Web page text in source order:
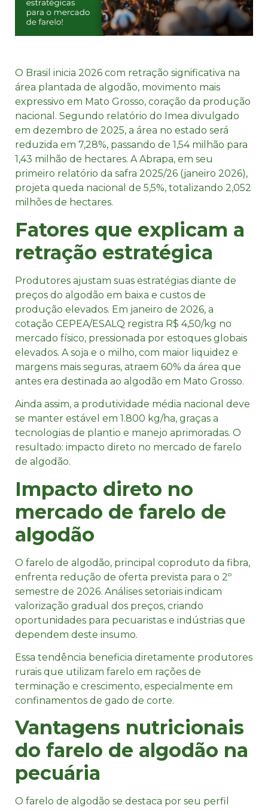
O Brasil inicia 2026 com retração significativa na
área plantada de algodão, movimento mais
expressivo em Mato Grosso, coração da produção
nacional. Segundo relatório do Imea divulgado
em dezembro de 2025, a área no estado será
reduzida em 7,28%, passando de 1,54 milhão para
1,43 milhão de hectares. A Abrapa, em seu
primeiro relatório da safra 2025/26 (janeiro 2026),
projeta queda nacional de 5,5%, totalizando 2,052
milhões de hectares.​
Fatores que explicam a
retração estratégica
Produtores ajustam suas estratégias diante de
preços do algodão em baixa e custos de
produção elevados. Em janeiro de 2026, a
cotação CEPEA/ESALQ registra R$ 4,50/kg no
mercado físico, pressionada por estoques globais
elevados. A soja e o milho, com maior liquidez e
margens mais seguras, atraem 60% da área que
antes era destinada ao algodão em Mato Grosso.​
Ainda assim, a produtividade média nacional deve
se manter estável em 1.800 kg/ha, graças a
tecnologias de plantio e manejo aprimoradas. O
resultado: impacto direto no mercado de farelo
de algodão.​
Impacto direto no
mercado de farelo de
algodão
O farelo de algodão, principal coproduto da fibra,
enfrenta redução de oferta prevista para o 2º
semestre de 2026. Análises setoriais indicam
valorização gradual dos preços, criando
oportunidades para pecuaristas e indústrias que
dependem deste insumo.​
Essa tendência beneficia diretamente produtores
rurais que utilizam farelo em rações de
terminação e crescimento, especialmente em
confinamentos de gado de corte.
Vantagens nutricionais
do farelo de algodão na
pecuária
O farelo de algodão se destaca por seu perfil